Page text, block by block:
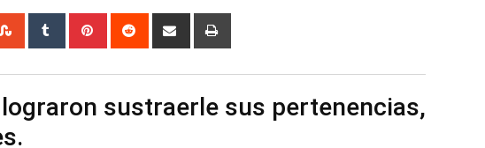
StumbleUpon
Tumblr Pinterest Reddit
Share
sustraerle sus pertenencias,